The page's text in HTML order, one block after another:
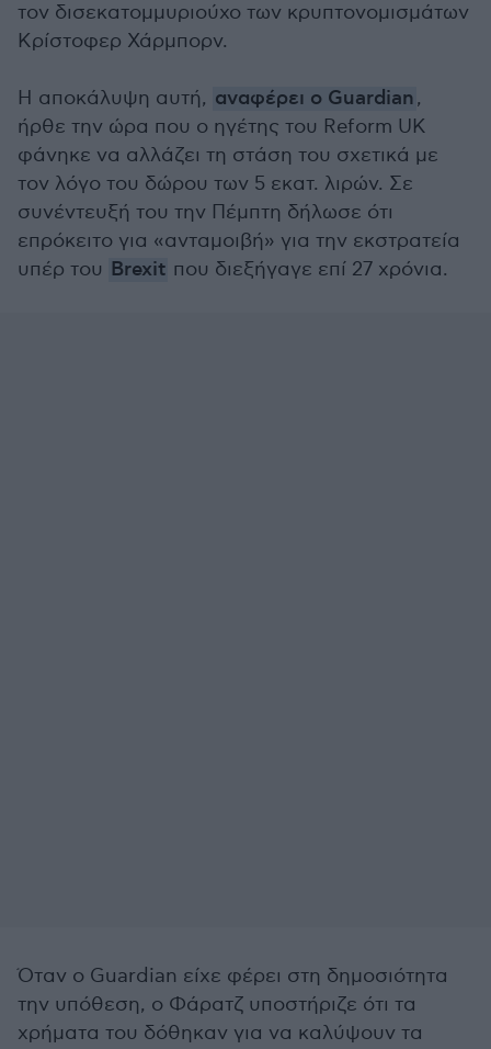
τον δισεκατομμυριούχο των κρυπτονομισμάτων
Κρίστοφερ Χάρμπορν.
Η αποκάλυψη αυτή, αναφέρει ο Guardian,
ήρθε την ώρα που ο ηγέτης του Reform UK
φάνηκε να αλλάζει τη στάση του σχετικά με
τον λόγο του δώρου των 5 εκατ. λιρών. Σε
συνέντευξή του την Πέμπτη δήλωσε ότι
επρόκειτο για «ανταμοιβή» για την εκστρατεία
υπέρ του Brexit που διεξήγαγε επί 27 χρόνια.
Όταν ο Guardian είχε φέρει στη δημοσιότητα
την υπόθεση, ο Φάρατζ υποστήριζε ότι τα
χρήματα του δόθηκαν για να καλύψουν τα